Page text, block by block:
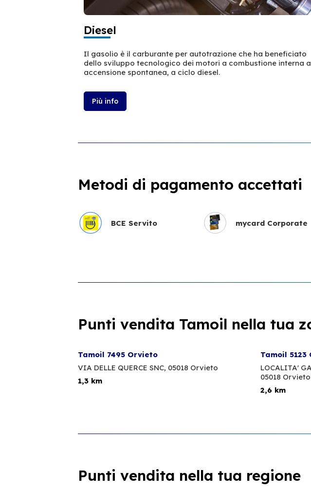
Diesel
Il gasolio è il carburante per autotrazione che ha beneficiato
dello sviluppo tecnologico dei motori a combustione interna
accensione spontanea, a ciclo diesel.
Più info
Metodi di pagamento accettati
BCE Servito mycard Corporate
Punti vendita Tamoil nella tua
Tamoil 7495 Orvieto
VIA DELLE QUERCE SNC, 05018 Orvieto
1,3 km
Tamoil 5123
LOCALITA'
05018 Orvieto
2,6 km
Punti vendita nella tua regione